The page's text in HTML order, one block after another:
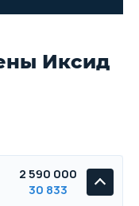
Иксид
2 590 000
30 833